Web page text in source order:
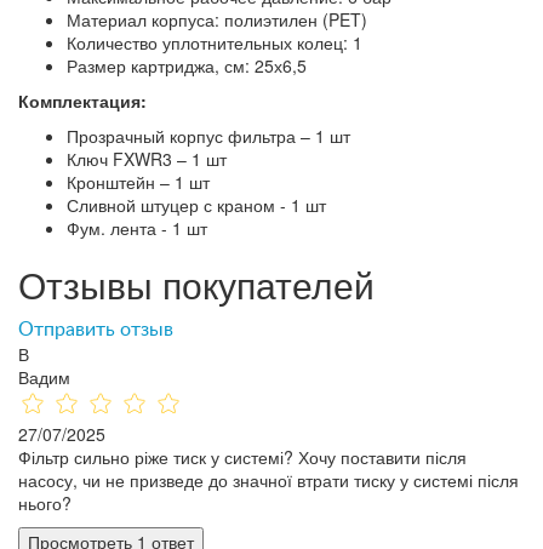
Материал корпуса: полиэтилен (PET)
Количество уплотнительных колец: 1
Размер картриджа, см: 25х6,5
Комплектация:
Прозрачный корпус фильтра – 1 шт
Ключ FXWR3 – 1 шт
Кронштейн – 1 шт
Сливной штуцер с краном - 1 шт
Фум. лента - 1 шт
Отзывы покупателей
Отправить отзыв
В
Вадим
27/07/2025
Фільтр сильно ріже тиск у системі? Хочу поставити після
насосу, чи не призведе до значної втрати тиску у системі після
нього?
Просмотреть 1 ответ